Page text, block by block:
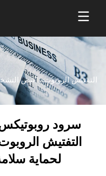
الروبوت ، "نبض